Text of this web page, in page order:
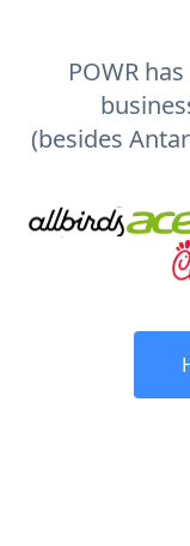
POWR
(besides